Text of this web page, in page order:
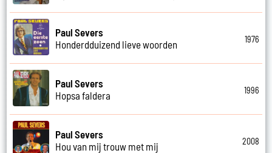
Paul Severs
Honderdduizend lieve woorden
1976
Paul Severs
Hopsa faldera
1996
Paul Severs
Hou van mij trouw met mij
2008